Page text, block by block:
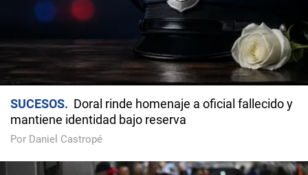
SUCESOS
Doral rinde homenaje a oficial fallecido y
mantiene identidad bajo reserva
Por Daniel Castropé